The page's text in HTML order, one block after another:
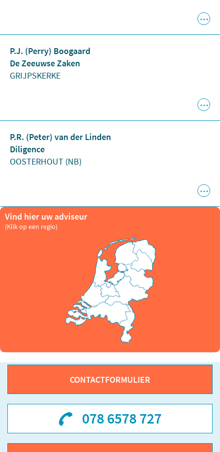
P.J. (Perry) Boogaard
De Zeeuwse Zaken
GRIJPSKERKE
P.R. (Peter) van der Linden
Diligence
OOSTERHOUT (NB)
Vind hier uw adviseur
(Klik op een regio)
CONTACTFORMULIER
078 6578 727